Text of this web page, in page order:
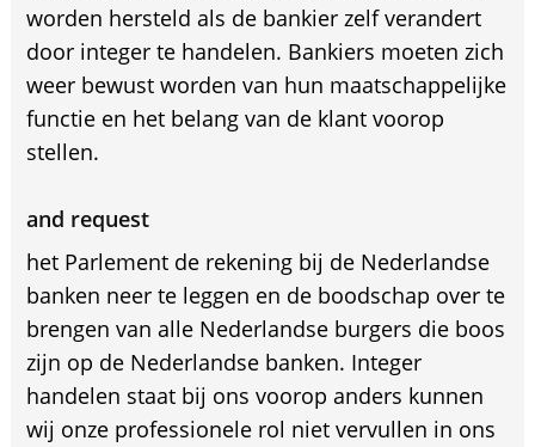
worden hersteld als de bankier zelf verandert
door integer te handelen. Bankiers moeten zich
weer bewust worden van hun maatschappelijke
functie en het belang van de klant voorop
stellen.
and request
het Parlement de rekening bij de Nederlandse
banken neer te leggen en de boodschap over te
brengen van alle Nederlandse burgers die boos
zijn op de Nederlandse banken. Integer
handelen staat bij ons voorop anders kunnen
wij onze professionele rol niet vervullen in ons